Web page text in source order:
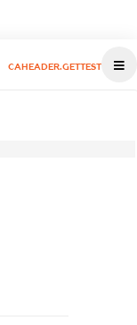
CAHEADER.GETTEST